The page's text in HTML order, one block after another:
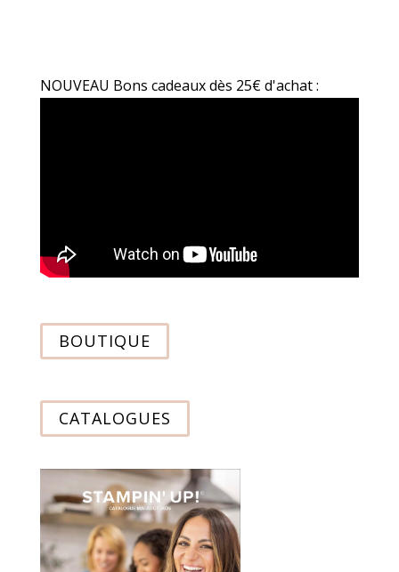
NOUVEAU Bons cadeaux dès 25€ d'achat :
BOUTIQUE
CATALOGUES